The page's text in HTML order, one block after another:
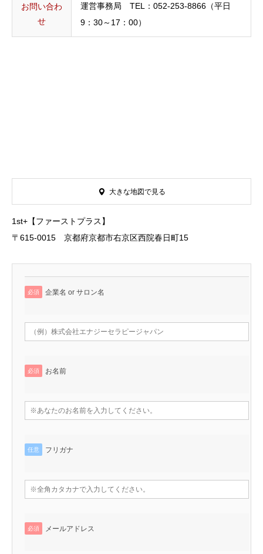
お問い合わ
せ
運営事務局 TEL：052-253-8866（平日
9：30～17：00）
1st+【ファーストプラス】
〒615-0015 京都府京都市右京区西院春日町15
大きな地図で見る
必須 企業名 or サロン名
必須 お名前
任意 フリガナ
必須 メールアドレス